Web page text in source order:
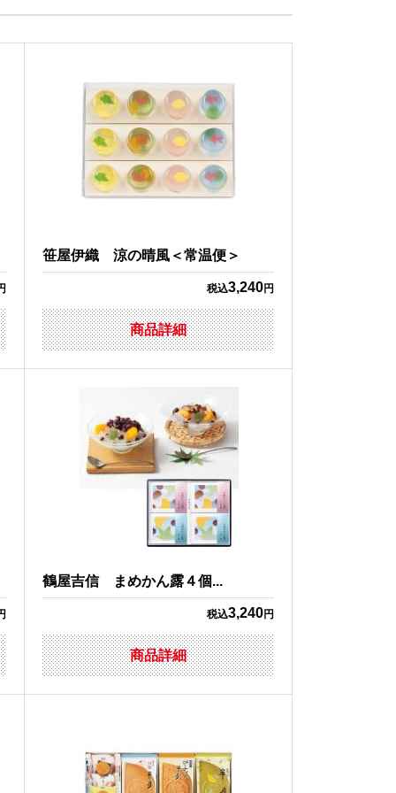
笹屋伊織 涼の晴風＜常温便＞
税込3,240円
商品詳細
鶴屋吉信 まめかん露４個...
税込3,240円
商品詳細